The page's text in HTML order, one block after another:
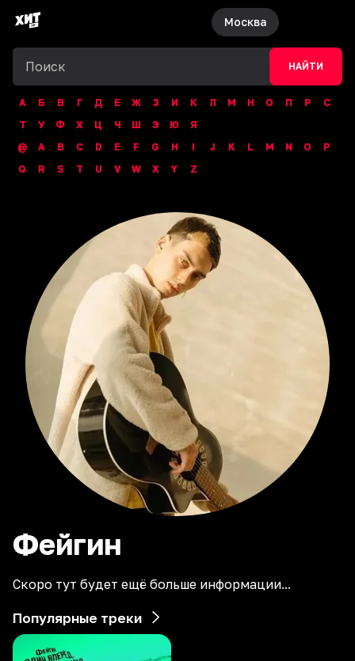
Москва
НАЙТИ
А Б В Г Д Е Ж З И К Л М Н О П Р
С
Т
У Ф Х Ц Ч Ш Э Ю
Я
@
A B C D E F G H I J K L M N O
P
Q
R S T U V W X Y Z
Фейгин
Скоро тут будет ещё больше информации...
Популярные треки